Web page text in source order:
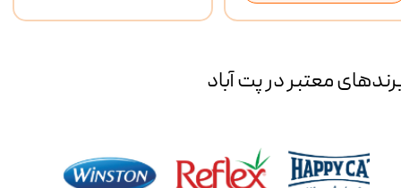
معتبر در پت آباد